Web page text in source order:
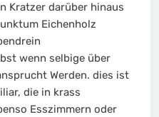
Kratzer darüber hinaus
Eichenholz
wenn selbige über
Werden. dies ist
die in krass
Esszimmern oder